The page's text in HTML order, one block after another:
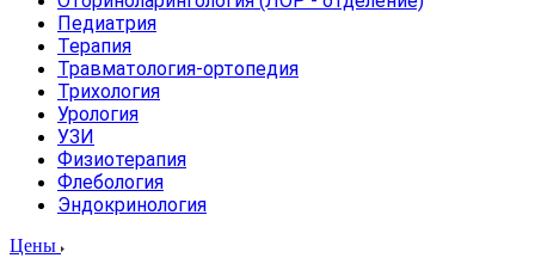
Педиатрия
Терапия
Травматология-ортопедия
Трихология
Урология
УЗИ
Физиотерапия
Флебология
Эндокринология
Цены